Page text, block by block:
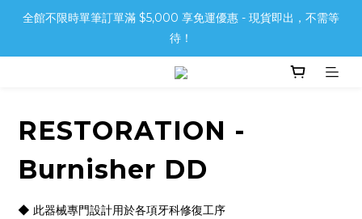
全館不限時單筆訂單滿 $5,000 享免運優惠 - 現貨即出，不需等
待！
RESTORATION -
Burnisher DD
◆ 此器械專門設計用於各項牙科修復工序